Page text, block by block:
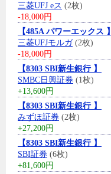
三菱UFJ eス (2枚)
-18,000円
【485A パワーエックス 】
三菱UFJモルガ(2枚)
-18,000円
【8303 SBI新生銀行 】
SMBC日興証券 (1枚)
+13,600円
【8303 SBI新生銀行 】
みずほ証券 (2枚)
+27,200円
【8303 SBI新生銀行 】
SBI証券 (6枚)
+81,600円